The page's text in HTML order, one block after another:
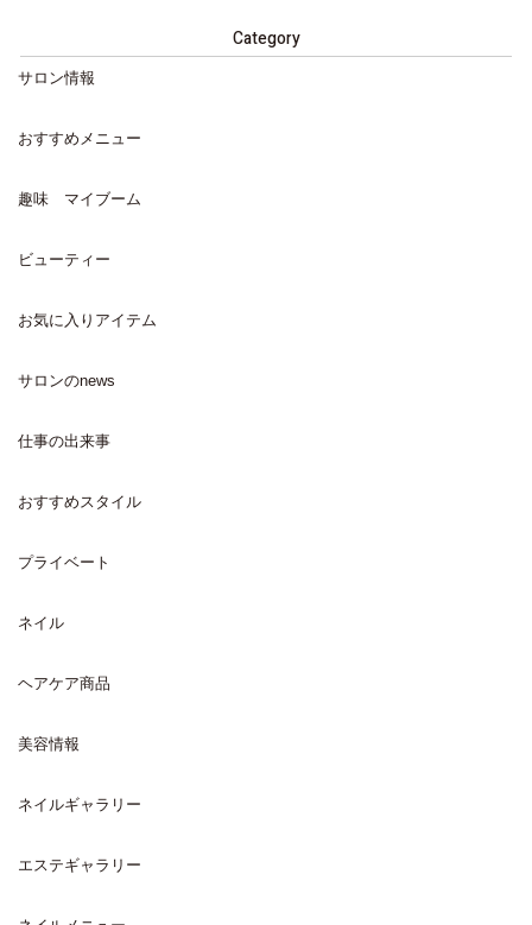
Category
サロン情報
おすすめメニュー
趣味 マイブーム
ビューティー
お気に入りアイテム
サロンのnews
仕事の出来事
おすすめスタイル
プライベート
ネイル
ヘアケア商品
美容情報
ネイルギャラリー
エステギャラリー